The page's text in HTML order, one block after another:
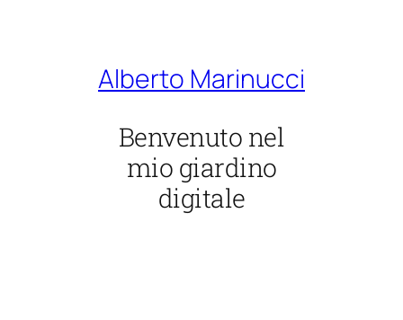
Alberto Marinucci
Benvenuto nel
mio giardino
digitale